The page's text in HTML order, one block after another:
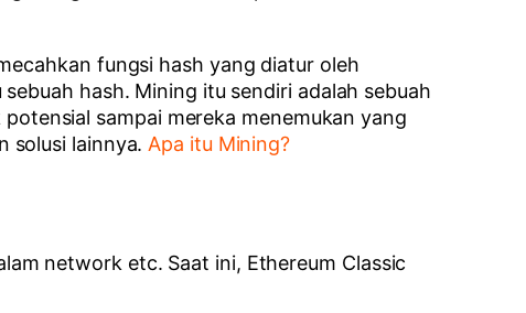
fungsi hash yang diatur oleh
hash. Mining itu sendiri adalah sebuah
sampai mereka menemukan yang
solusi lainnya. Apa itu Mining?
network etc. Saat ini, Ethereum Classic